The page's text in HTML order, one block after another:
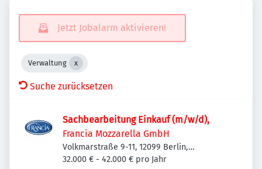
Jetzt Jobalarm aktivieren!
Verwaltung
Suche zurücksetzen
Sachbearbeitung Einkauf (m/w/d),
Francia Mozzarella GmbH
Volkmarstraße 9-11, 12099 Berlin,
Deutschland
32.000 € - 42.000 € pro Jahr